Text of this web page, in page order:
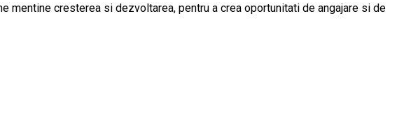
mentine cresterea si dezvoltarea, pentru a crea oportunitati de angajare si de